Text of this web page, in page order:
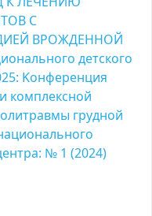
С
ВРОЖДЕННОЙ
детского
Kонференция
комплексной
грудной
№ 1 (2024)